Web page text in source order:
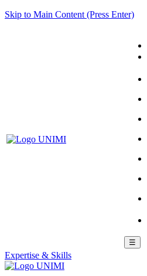
Skip to Main Content (Press Enter)
☰
Expertise & Skills